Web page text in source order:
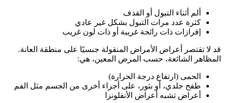
ألم أثناء التبول أو القذف
كثرة عدد مرات التبول بشكل غير عادي
إفرازات ذات رائحة غريبة أو ذات لون غريب
قد لا تقتصر أعراض الأمراض المنقولة جنسيًا على منطقة العانة.
المظاهر الشائعة، حسب المرض المعين، هي:
الحمى (ارتفاع درجة الحرارة)
طفح جلدي، أو بثور، على أجزاء أخرى من الجسم مثل الفم
أعراض تشبه أعراض الأنفلونزا